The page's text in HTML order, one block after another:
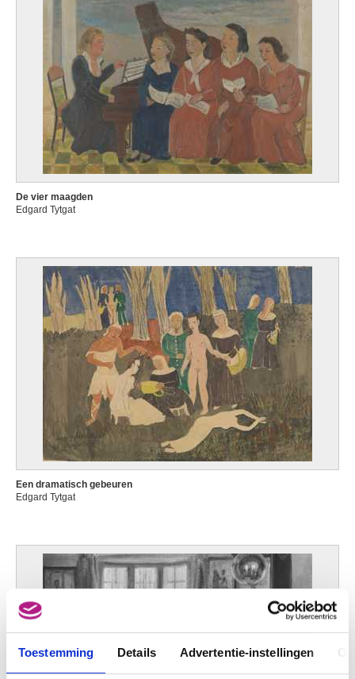
Toestemming Details Advertentie-instellingen
De vier maagden
Edgard Tytgat
Een dramatisch gebeuren
Edgard Tytgat